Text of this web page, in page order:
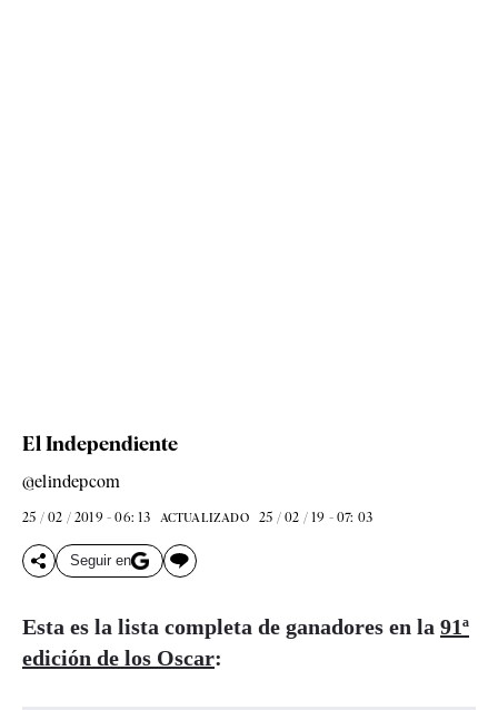
El Independiente
@elindepcom
25 / 02 / 2019 - 06: 13 ACTUALIZADO 25 / 02 / 19 - 07: 03
Seguir en
Esta es la lista completa de ganadores en la 91ª
edición de los Oscar: